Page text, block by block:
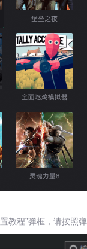
教程”弹框，请按照